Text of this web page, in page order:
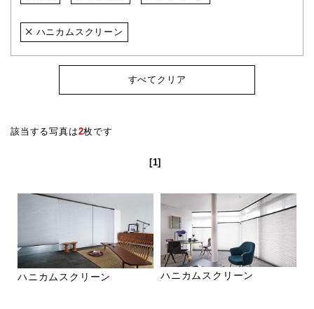
ハニカムスクリーン
すべてクリア
該当する写真は2枚です
[1]
ハニカムスクリーン ハニカムスクリーン